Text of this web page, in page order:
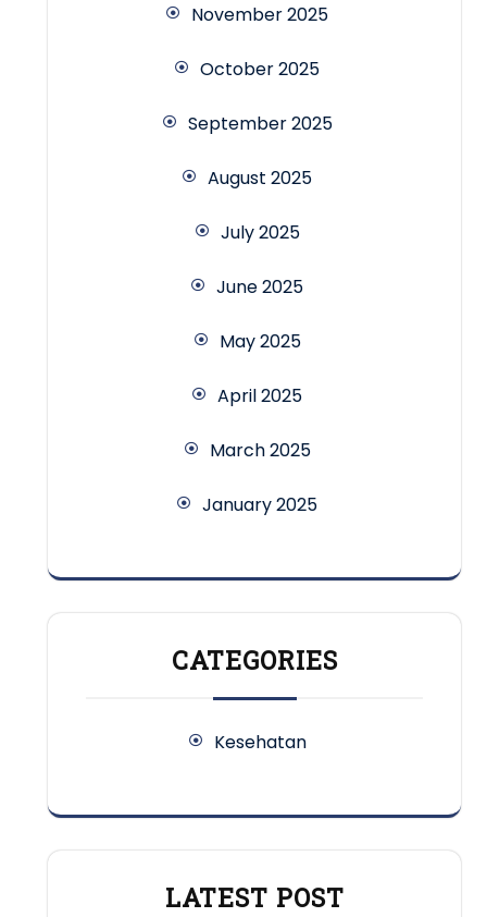
November 2025
October 2025
September 2025
August 2025
July 2025
June 2025
May 2025
April 2025
March 2025
January 2025
CATEGORIES
Kesehatan
LATEST POST